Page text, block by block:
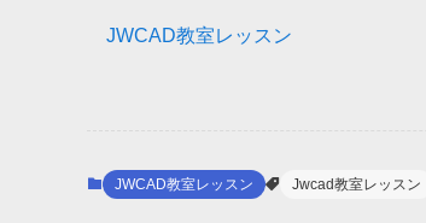
JWCAD教室レッスン
JWCAD教室レッスン Jwcad教室レッスン